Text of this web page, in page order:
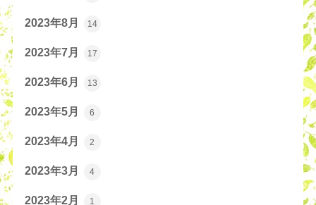
2023年8月 14
2023年7月 17
2023年6月 13
2023年5月 6
2023年4月 2
2023年3月 4
2023年2月 1